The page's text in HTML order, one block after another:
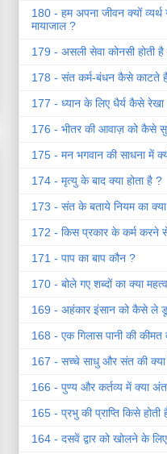
180 - हम अपना जीवन क्यों व्यर्थ
मायाजाल ?
179 - असली सेवा कोनसी होती
178 - संत कर्म-बंधन कैसे काटते
177 - ध्यान के लिए धैर्य कैसे
176 - भीतर की आवाज़ को कैसे
175 - मन भगवान की साधना में
174 - मृत्यु के बाद क्या होता है ?
173 - संत के बताये नियम का
172 - किस प्रकार के कर्म करने से
171 - पाप का बाप कौन ?
170 - बोले गए शब्दों का क्या
169 - अहंकार इंसान को कैसे ले
168 - एक गिलास पानी की कीमत
167 - सच्चे साधु और संत की क्या
166 - पुण्य और कर्तव्य में क्या
165 - प्रभु की प्राप्ति किसे होती
164 - दसवें द्वार को खोलने के